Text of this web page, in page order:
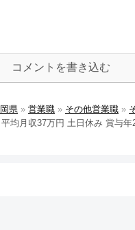
コメントを書き込む
県 » 営業職 » その他営業職 »
平均月収37万円 土日休み 賞与年